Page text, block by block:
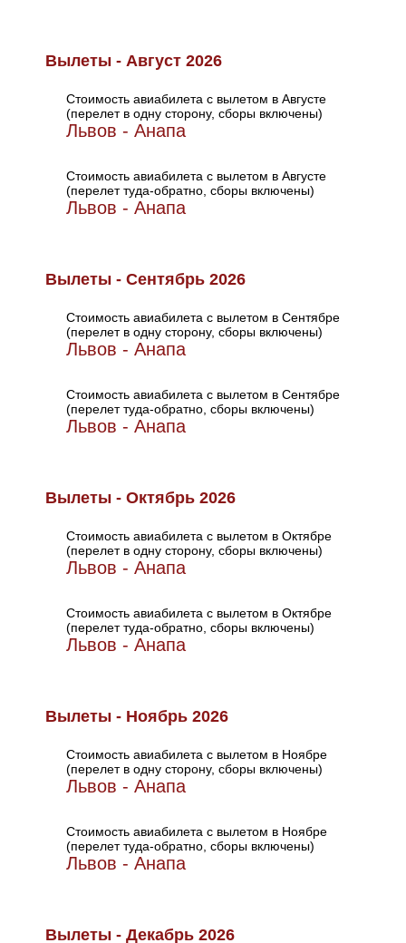
Вылеты - Август 2026
Стоимость авиабилета с вылетом в Августе
(перелет в одну сторону, сборы включены)
Львов - Анапа
Стоимость авиабилета с вылетом в Августе
(перелет туда-обратно, сборы включены)
Львов - Анапа
Вылеты - Сентябрь 2026
Стоимость авиабилета с вылетом в Сентябре
(перелет в одну сторону, сборы включены)
Львов - Анапа
Стоимость авиабилета с вылетом в Сентябре
(перелет туда-обратно, сборы включены)
Львов - Анапа
Вылеты - Октябрь 2026
Стоимость авиабилета с вылетом в Октябре
(перелет в одну сторону, сборы включены)
Львов - Анапа
Стоимость авиабилета с вылетом в Октябре
(перелет туда-обратно, сборы включены)
Львов - Анапа
Вылеты - Ноябрь 2026
Стоимость авиабилета с вылетом в Ноябре
(перелет в одну сторону, сборы включены)
Львов - Анапа
Стоимость авиабилета с вылетом в Ноябре
(перелет туда-обратно, сборы включены)
Львов - Анапа
Вылеты - Декабрь 2026